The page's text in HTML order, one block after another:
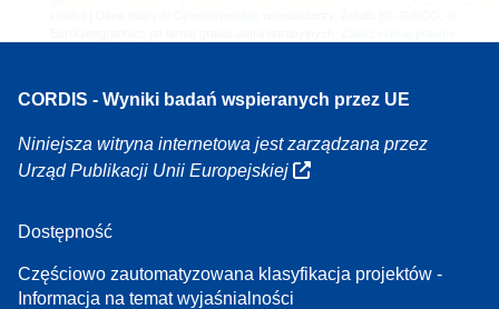
CORDIS - Wyniki badań wspieranych przez UE
Niniejsza witryna internetowa jest zarządzana przez
Urząd Publikacji Unii Europejskiej
Dostępność
Częściowo zautomatyzowana klasyfikacja projektów -
Informacja na temat wyjaśnialności